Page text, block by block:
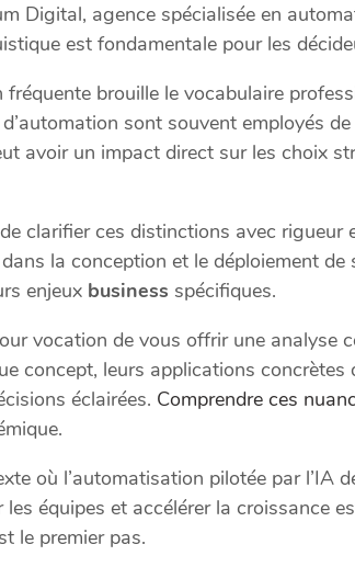
Digital, agence spécialisée en
est fondamentale pour les
brouille le vocabulaire
sont souvent employés
avoir un impact direct sur les choix
clarifier ces distinctions avec
la conception et le déploiement
enjeux business spécifiques.
vocation de vous offrir une analyse
concept, leurs applications
éclairées. Comprendre ces
où l’automatisation pilotée par l’IA
équipes et accélérer la croissance
le premier pas.